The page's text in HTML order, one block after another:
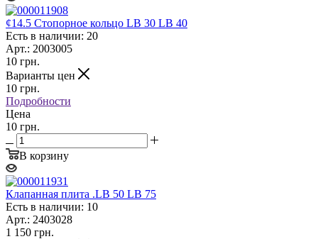
¢14.5 Стопорное кольцо LB 30 LB 40
Есть в наличии: 20
Арт.: 2003005
10 грн.
Варианты цен
10 грн.
Подробности
Цена
10 грн.
В корзину
Клапанная плита .LB 50 LB 75
Есть в наличии: 10
Арт.: 2403028
1 150 грн.